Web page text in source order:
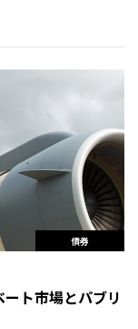
債券
ト市場とパブリ